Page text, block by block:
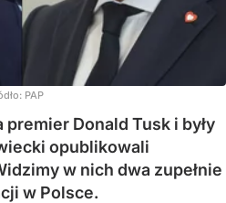
PAP
Donald Tusk i były
opublikowali
w nich dwa zupełnie
w Polsce.